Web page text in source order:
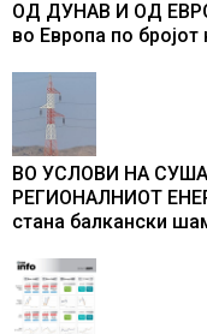
ОД ДУНАВ И ОД
во Европа по
ВО УСЛОВИ НА
РЕГИОНАЛНИОТ
стана балкански